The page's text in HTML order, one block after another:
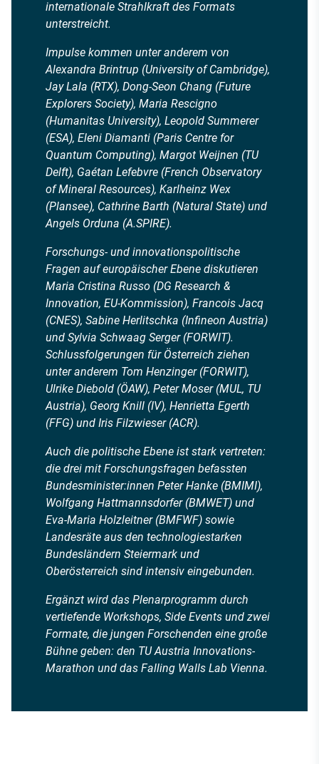
internationale Strahlkraft des Formats
unterstreicht.
Impulse kommen unter anderem von
Alexandra Brintrup (University of Cambridge),
Jay Lala (RTX), Dong-Seon Chang (Future
Explorers Society), Maria Rescigno
(Humanitas University), Leopold Summerer
(ESA), Eleni Diamanti (Paris Centre for
Quantum Computing), Margot Weijnen (TU
Delft), Gaétan Lefebvre (French Observatory
of Mineral Resources), Karlheinz Wex
(Plansee), Cathrine Barth (Natural State) und
Angels Orduna (A.SPIRE).
Forschungs- und innovationspolitische
Fragen auf europäischer Ebene diskutieren
Maria Cristina Russo (DG Research &
Innovation, EU-Kommission), Francois Jacq
(CNES), Sabine Herlitschka (Infineon Austria)
und Sylvia Schwaag Serger (FORWIT).
Schlussfolgerungen für Österreich ziehen
unter anderem Tom Henzinger (FORWIT),
Ulrike Diebold (ÖAW), Peter Moser (MUL, TU
Austria), Georg Knill (IV), Henrietta Egerth
(FFG) und Iris Filzwieser (ACR).
Auch die politische Ebene ist stark vertreten:
die drei mit Forschungsfragen befassten
Bundesminister:innen Peter Hanke (BMIMI),
Wolfgang Hattmannsdorfer (BMWET) und
Eva-Maria Holzleitner (BMFWF) sowie
Landesräte aus den technologiestarken
Bundesländern Steiermark und
Oberösterreich sind intensiv eingebunden.
Ergänzt wird das Plenarprogramm durch
vertiefende Workshops, Side Events und zwei
Formate, die jungen Forschenden eine große
Bühne geben: den TU Austria Innovations-
Marathon und das Falling Walls Lab Vienna.